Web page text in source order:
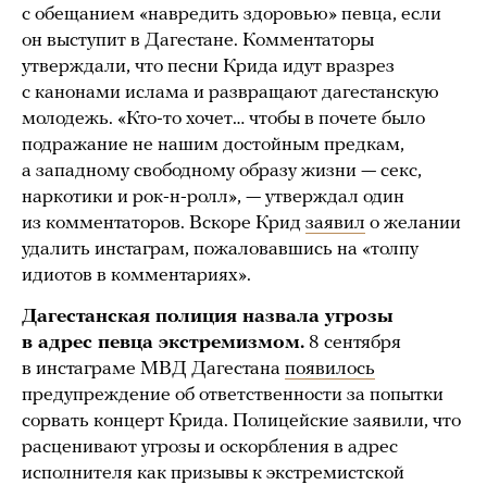
с обещанием «навредить здоровью» певца, если
он выступит в Дагестане. Комментаторы
утверждали, что песни Крида идут вразрез
с канонами ислама и развращают дагестанскую
молодежь. «Кто-то хочет… чтобы в почете было
подражание не нашим достойным предкам,
а западному свободному образу жизни — секс,
наркотики и рок-н-ролл», — утверждал один
из комментаторов. Вскоре Крид заявил о желании
удалить инстаграм, пожаловавшись на «толпу
идиотов в комментариях».
Дагестанская полиция назвала угрозы
в адрес певца экстремизмом. 8 сентября
в инстаграме МВД Дагестана появилось
предупреждение об ответственности за попытки
сорвать концерт Крида. Полицейские заявили, что
расценивают угрозы и оскорбления в адрес
исполнителя как призывы к экстремистской